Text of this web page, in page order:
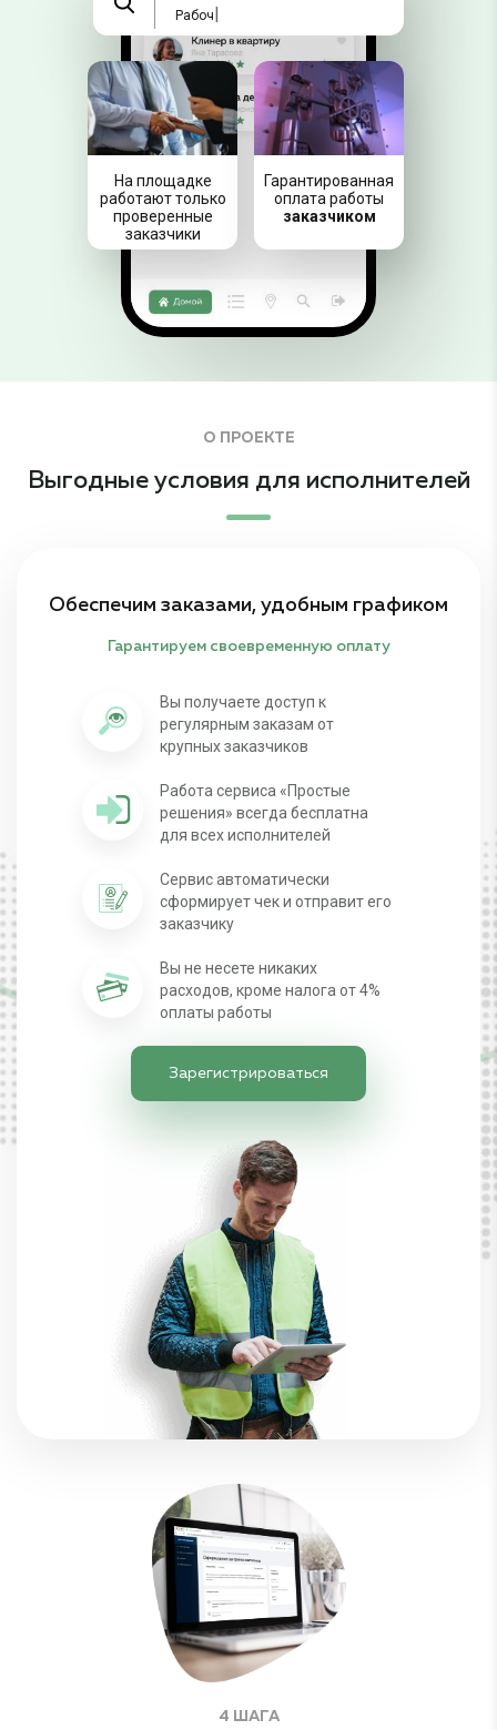
Рабочие
На площадке
работают только
проверенные
заказчики
Гарантированная
оплата работы
заказчиком
О ПРОЕКТЕ
Выгодные условия для исполнителей
Обеспечим заказами, удобным графиком
Гарантируем своевременную оплату
Вы получаете доступ к
регулярным заказам от
крупных заказчиков
Работа сервиса «Простые
решения» всегда бесплатна
для всех исполнителей
Сервис автоматически
сформирует чек и отправит его
заказчику
Вы не несете никаких
расходов, кроме налога от 4%
оплаты работы
Зарегистрироваться
4 ШАГА